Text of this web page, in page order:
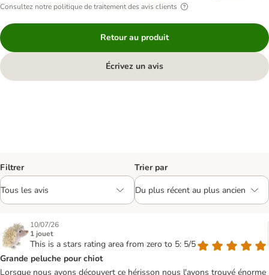
Consultez notre politique de traitement des avis clients
Retour au produit
Écrivez un avis
Filtrer Trier par
10/07/26
1 jouet
This is a stars rating area from zero to 5: 5/5
Grande peluche pour chiot
Lorsque nous avons découvert ce hérisson nous l'avons trouvé énorme